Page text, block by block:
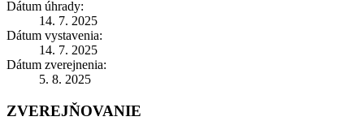
Dátum úhrady:
14. 7. 2025
Dátum vystavenia:
14. 7. 2025
Dátum zverejnenia:
5. 8. 2025
ZVEREJŇOVANIE